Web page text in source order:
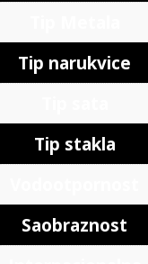
Tip narukvice
Tip stakla
Saobraznost